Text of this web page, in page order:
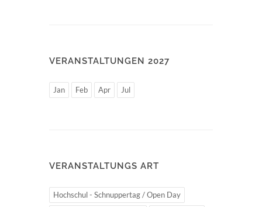
VERANSTALTUNGEN 2027
Jan Feb Apr Jul
VERANSTALTUNGS ART
Hochschul - Schnuppertag / Open Day